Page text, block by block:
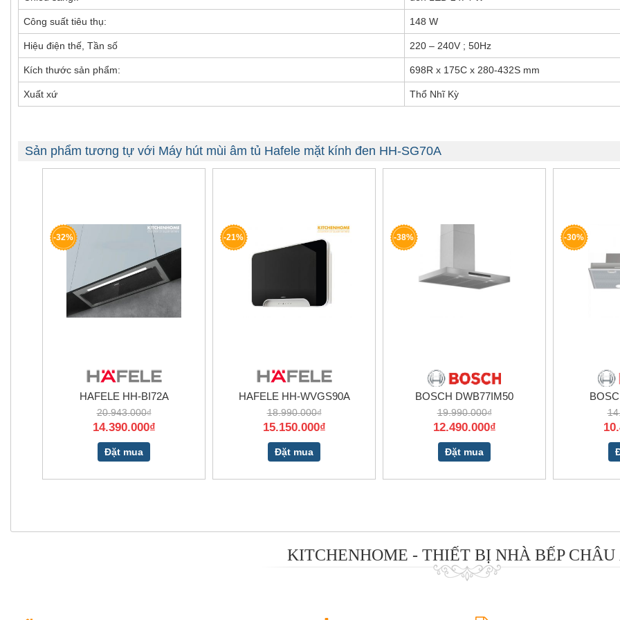
Công suất tiêu thụ: 148 W
Hiệu điện thế, Tần số 220 – 240V ; 50Hz
Kích thước sản phẩm: 698R x 175C x 280-432S mm
Xuất xứ Thổ Nhĩ Kỳ
Sản phẩm tương tự với Máy hút mùi âm tủ Hafele mặt kính đen HH-SG70A
-32%
HAFELE HH-BI72A
20.943.000₫
14.390.000₫
Đặt mua
-21%
HAFELE HH-WVGS90A
18.990.000₫
15.150.000₫
Đặt mua
-38%
BOSCH DWB77IM50
19.990.000₫
12.490.000₫
Đặt mua
-30%
KITCHENHOME - THIẾT BỊ NHÀ BẾP CHÂU